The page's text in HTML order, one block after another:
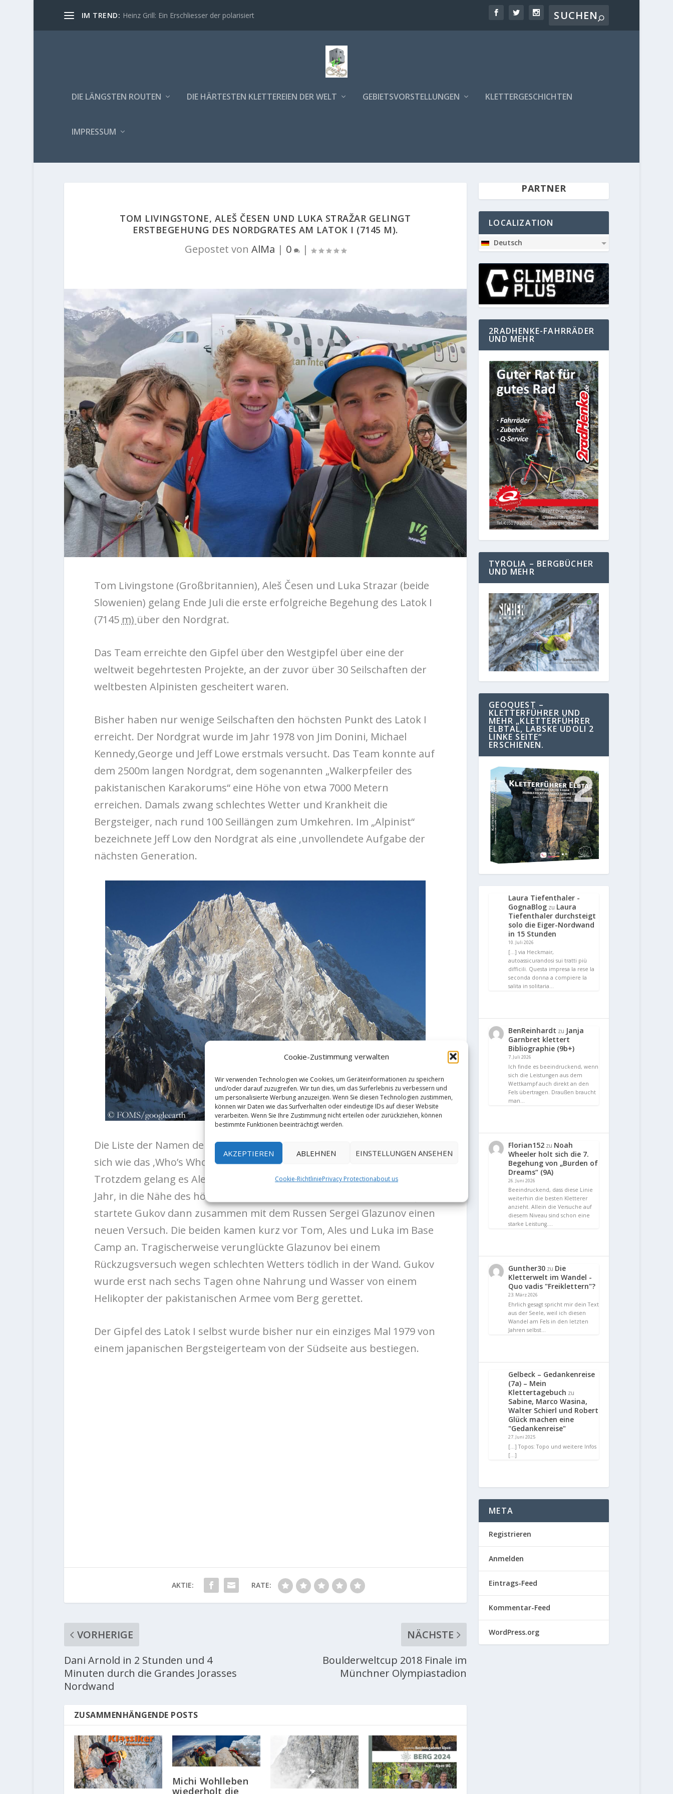
Cookie-Zustimmung verwalten
Wir verwenden Technologien wie Cookies, um Geräteinformationen zu speichern
und/oder darauf zuzugreifen. Wir tun dies, um das Surferlebnis zu verbessern und
um personalisierte Werbung anzuzeigen. Wenn Sie diesen Technologien zustimmen,
können wir Daten wie das Surfverhalten oder eindeutige IDs auf dieser Website
verarbeiten. Wenn Sie Ihre Zustimmung nicht erteilen oder zurückziehen, können
bestimmte Funktionen beeinträchtigt werden.
AKZEPTIEREN ABLEHNEN EINSTELLUNGEN ANSEHEN
Cookie-RichtliniePrivacy Protectionabout us
IM TREND: Heinz Grill: Ein Erschliesser der polarisiert
DIE LÄNGSTEN ROUTEN DIE HÄRTESTEN KLETTEREIEN DER WELT GEBIETSVORSTELLUNGEN KLETTERGESCHICHTEN
IMPRESSUM
TOM LIVINGSTONE, ALEŠ ČESEN UND LUKA STRAŽAR GELINGT
ERSTBEGEHUNG DES NORDGRATES AM LATOK I (7145 M).
Gepostet von AlMa | 0 |
Tom Livingstone (Großbritannien), Aleš Česen und Luka Strazar (beide
Slowenien) gelang Ende Juli die erste erfolgreiche Begehung des Latok I
(7145 m) über den Nordgrat.
Das Team erreichte den Gipfel über den Westgipfel über eine der
weltweit begehrtesten Projekte, an der zuvor über 30 Seilschaften der
weltbesten Alpinisten gescheitert waren.
Bisher haben nur wenige Seilschaften den höchsten Punkt des Latok I
erreicht. Der Nordgrat wurde im Jahr 1978 von Jim Donini, Michael
Kennedy,George und Jeff Lowe erstmals versucht. Das Team konnte auf
dem 2500m langen Nordgrat, dem sogenannten „Walkerpfeiler des
pakistanischen Karakorums“ eine Höhe von etwa 7000 Metern
erreichen. Damals zwang schlechtes Wetter und Krankheit die
Bergsteiger, nach rund 100 Seillängen zum Umkehren. Im „Alpinist“
bezeichnete Jeff Low den Nordgrat als eine ‚unvollendete Aufgabe der
nächsten Generation.
Die Liste der Namen der darauffolgenden Erstbegehungsversuche liest
sich wie das ‚Who’s Who‘ des internationalen Spitzenalpinismus.
Trotzdem gelang es Alexander Gukov und seinem Team erst letztes
Jahr, in die Nähe des höchsten Punkts von 1978 zu kommen. Dieses Jahr
startete Gukov dann zusammen mit dem Russen Sergei Glazunov einen
neuen Versuch. Die beiden kamen kurz vor Tom, Ales und Luka im Base
Camp an. Tragischerweise verunglückte Glazunov bei einem
Rückzugsversuch wegen schlechten Wetters tödlich in der Wand. Gukov
wurde erst nach sechs Tagen ohne Nahrung und Wasser von einem
Helikopter der pakistanischen Armee vom Berg gerettet.
Der Gipfel des Latok I selbst wurde bisher nur ein einziges Mal 1979 von
einem japanischen Bergsteigerteam von der Südseite aus bestiegen.
AKTIE: RATE:
VORHERIGE
Dani Arnold in 2 Stunden und 4
Minuten durch die Grandes Jorasses
Nordwand
NÄCHSTE
Boulderweltcup 2018 Finale im
Münchner Olympiastadion
ZUSAMMENHÄNGENDE POSTS
Michi Wohlleben
wiederholt die
PARTNER
LOCALIZATION
Deutsch
2RADHENKE-FAHRRÄDER
UND MEHR
TYROLIA – BERGBÜCHER
UND MEHR
GEOQUEST –
KLETTERFÜHRER UND
MEHR „KLETTERFÜHRER
ELBTAL, LABSKE UDOLI 2
LINKE SEITE“
ERSCHIENEN.
Laura Tiefenthaler -
GognaBlog zu Laura
Tiefenthaler durchsteigt
solo die Eiger-Nordwand
in 15 Stunden
10. Juli 2026
[…] via Heckmair,
autoassicurandosi sui tratti più
difficili. Questa impresa la rese la
seconda donna a compiere la
salita in solitaria…
BenReinhardt zu Janja
Garnbret klettert
Bibliographie (9b+)
7. Juli 2026
Ich finde es beeindruckend, wenn
sich die Leistungen aus dem
Wettkampf auch direkt an den
Fels übertragen. Draußen braucht
man…
Florian152 zu Noah
Wheeler holt sich die 7.
Begehung von „Burden of
Dreams“ (9A)
26. Juni 2026
Beeindruckend, dass diese Linie
weiterhin die besten Kletterer
anzieht. Allein die Versuche auf
diesem Niveau sind schon eine
starke Leistung.…
Gunther30 zu Die
Kletterwelt im Wandel -
Quo vadis "Freiklettern"?
23. März 2026
Ehrlich gesagt spricht mir dein Text
aus der Seele, weil ich diesen
Wandel am Fels in den letzten
Jahren selbst…
Gelbeck – Gedankenreise
(7a) – Mein
Klettertagebuch zu
Sabine, Marco Wasina,
Walter Schierl und Robert
Glück machen eine
"Gedankenreise"
27. Juni 2025
[…] Topos: Topo und weitere Infos
[…]
META
Registrieren
Anmelden
Eintrags-Feed
Kommentar-Feed
WordPress.org